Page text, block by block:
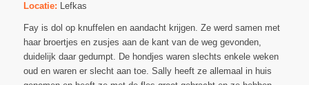
Locatie: Lefkas
Fay is dol op knuffelen en aandacht krijgen. Ze werd samen met
haar broertjes en zusjes aan de kant van de weg gevonden,
duidelijk daar gedumpt. De hondjes waren slechts enkele weken
oud en waren er slecht aan toe. Sally heeft ze allemaal in huis